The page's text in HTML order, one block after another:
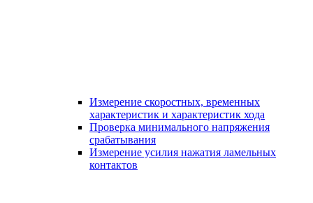
Измерение скоростных, временных
характеристик и характеристик хода
Проверка минимального напряжения
срабатывания
Измерение усилия нажатия ламельных
контактов